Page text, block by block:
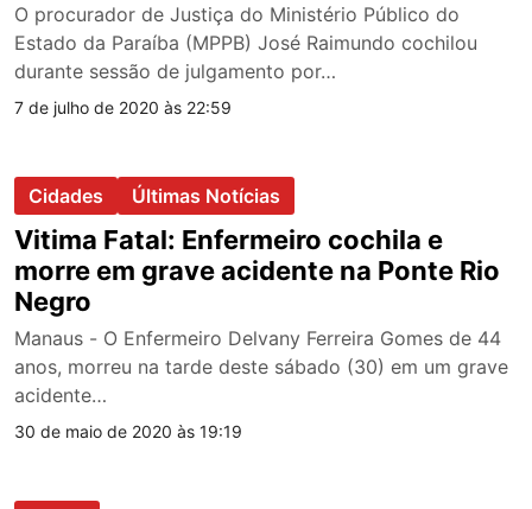
O procurador de Justiça do Ministério Público do
Estado da Paraíba (MPPB) José Raimundo cochilou
durante sessão de julgamento por…
7 de julho de 2020 às 22:59
Cidades Últimas Notícias
Vitima Fatal: Enfermeiro cochila e
morre em grave acidente na Ponte Rio
Negro
Manaus - O Enfermeiro Delvany Ferreira Gomes de 44
anos, morreu na tarde deste sábado (30) em um grave
acidente…
30 de maio de 2020 às 19:19